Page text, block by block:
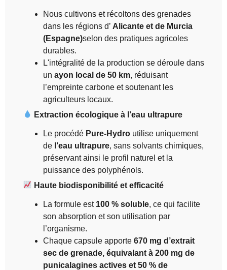
Nous cultivons et récoltons des grenades
dans les régions d’ Alicante et de Murcia
(Espagne)selon des pratiques agricoles
durables.
L'intégralité de la production se déroule dans
un ayon local de 50 km, réduisant
l’empreinte carbone et soutenant les
agriculteurs locaux.
Extraction écologique à l’eau ultrapure
Le procédé Pure-Hydro utilise uniquement
de l’eau ultrapure, sans solvants chimiques,
préservant ainsi le profil naturel et la
puissance des polyphénols.
Haute biodisponibilité et efficacité
La formule est 100 % soluble, ce qui facilite
son absorption et son utilisation par
l’organisme.
Chaque capsule apporte 670 mg d’extrait
sec de grenade, équivalant à 200 mg de
punicalagines actives et 50 % de